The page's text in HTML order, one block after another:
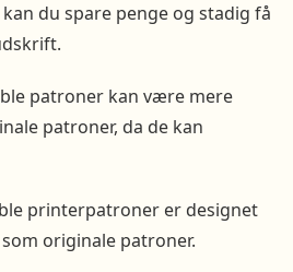
du spare penge og stadig få
patroner kan være mere
patroner, da de kan
printerpatroner er designet
originale patroner.